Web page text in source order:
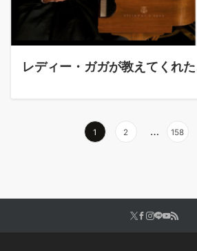
レディー・ガガが教えてくれた
1 2 … 158